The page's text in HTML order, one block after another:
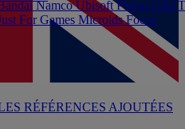
RÉFÉRENCES AJOUTÉES
NamcoUbisoftPlaion U&I
For Games MicroidsFocus